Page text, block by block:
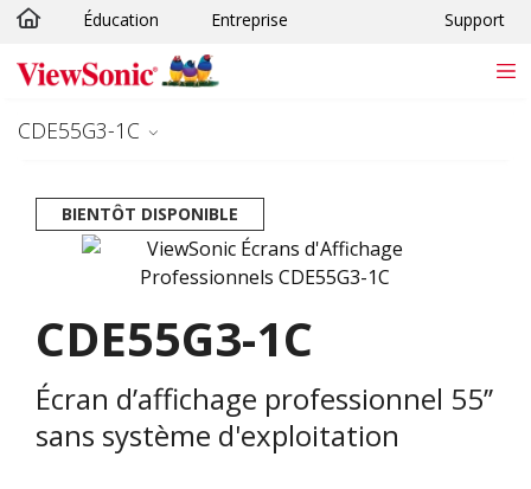
Passer au contenu principal
Éducation Entreprise Support
CDE55G3-1C
BIENTÔT DISPONIBLE
CDE55G3-1C
Écran d’affichage professionnel 55’’
sans système d'exploitation